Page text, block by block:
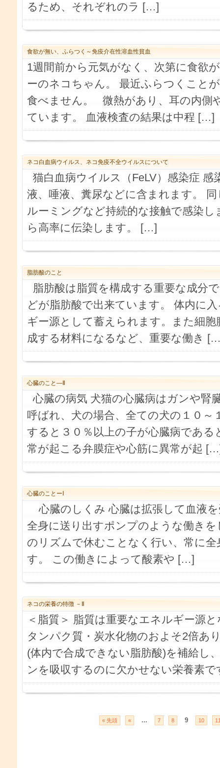
るため、それぞれのラ […]
食欲が無い、ふらつく～免疫介在性溶血性貧血
1週間前から元気がなく、次第に食欲
ーのネコちゃん。 最近ふらつくこと
食べません。 微熱があり、耳の内側
ています。 血液検査の結果は中程 […]
ネコ白血病ウイルス、ネコ免疫不全ウイルスについて
猫白血病ウイルス（FeLV）感染症
液、唾液、糞尿などに含まれます。
ルーミングなど持続的な接触で感染
ら高率に伝染します。 […]
脂肪酸のこと
脂肪酸は脂質を構成する重要な成分
どが脂肪酸で出来ています。 体内に
ギー源として蓄えられます。また細
成する材料になるなど、重要な働き
心臓のこと―Ⅱ
心臓の病気 犬猫の心臓病はガンや腎
呼ばれ、犬の場合、全ての犬の１０～
すると３０％以上の子が心臓病であ
常が起こる弁膜症や心筋に異常が起
心臓のことーⅠ
心臓のしくみ 心臓は拡張して血液
全身に送り出すポンプのような働き
のリズムで休むことなく行い、常に
す。 この働きによって酸素や […]
ネコの栄養の特徴 －Ⅱ
＜脂質＞ 脂質は重要なエネルギー源
タンパク質・炭水化物のおよそ2倍あ
(体内で合成できない脂肪酸)を補給し
ンを吸収するのに欠かせない栄養素
« 先頭 « ... 7 8 9 10